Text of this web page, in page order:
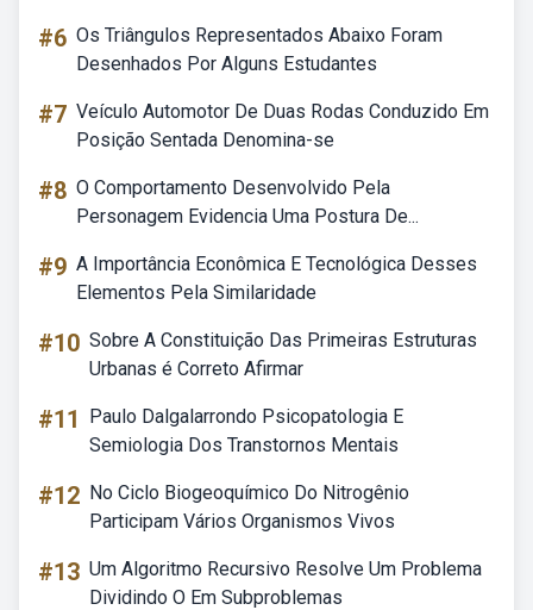
#6 Os Triângulos Representados Abaixo Foram
Desenhados Por Alguns Estudantes
#7 Veículo Automotor De Duas Rodas Conduzido Em
Posição Sentada Denomina-se
#8 O Comportamento Desenvolvido Pela
Personagem Evidencia Uma Postura De...
#9 A Importância Econômica E Tecnológica Desses
Elementos Pela Similaridade
#10 Sobre A Constituição Das Primeiras Estruturas
Urbanas é Correto Afirmar
#11
Paulo Dalgalarrondo Psicopatologia E
Semiologia Dos Transtornos Mentais
#12 No Ciclo Biogeoquímico Do Nitrogênio
Participam Vários Organismos Vivos
#13 Um Algoritmo Recursivo Resolve Um Problema
Dividindo O Em Subproblemas